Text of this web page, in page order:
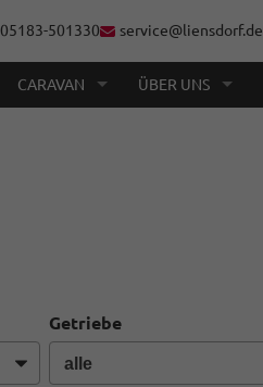
05183-501330 service@liensdorf.de
CARAVAN ÜBER UNS
Getriebe